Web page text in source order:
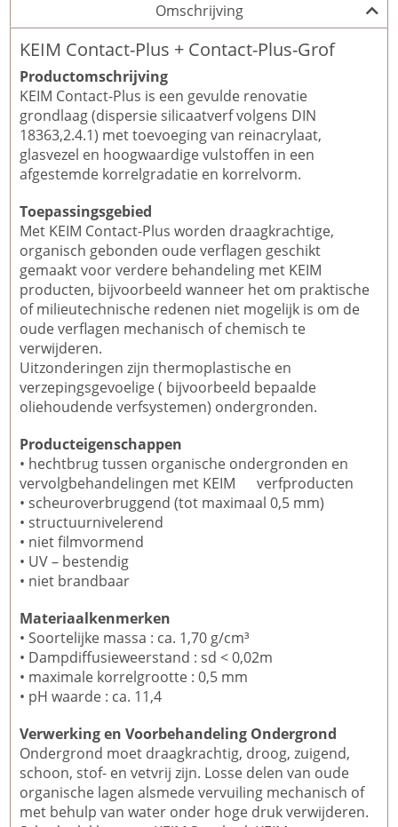
Omschrijving
KEIM Contact-Plus + Contact-Plus-Grof
Productomschrijving
KEIM Contact-Plus is een gevulde renovatie
grondlaag (dispersie silicaatverf volgens DIN
18363,2.4.1) met toevoeging van reinacrylaat,
glasvezel en hoogwaardige vulstoffen in een
afgestemde korrelgradatie en korrelvorm.
Toepassingsgebied
Met KEIM Contact-Plus worden draagkrachtige,
organisch gebonden oude verflagen geschikt
gemaakt voor verdere behandeling met KEIM
producten, bijvoorbeeld wanneer het om praktische
of milieutechnische redenen niet mogelijk is om de
oude verflagen mechanisch of chemisch te
verwijderen.
Uitzonderingen zijn thermoplastische en
verzepingsgevoelige ( bijvoorbeeld bepaalde
oliehoudende verfsystemen) ondergronden.
Producteigenschappen
• hechtbrug tussen organische ondergronden en
vervolgbehandelingen met KEIM verfproducten
• scheuroverbruggend (tot maximaal 0,5 mm)
• structuurnivelerend
• niet filmvormend
• UV – bestendig
• niet brandbaar
Materiaalkenmerken
• Soortelijke massa : ca. 1,70 g/cm³
• Dampdiffusieweerstand : sd < 0,02m
• maximale korrelgrootte : 0,5 mm
• pH waarde : ca. 11,4
Verwerking en Voorbehandeling Ondergrond
Ondergrond moet draagkrachtig, droog, zuigend,
schoon, stof- en vetvrij zijn. Losse delen van oude
organische lagen alsmede vervuiling mechanisch of
met behulp van water onder hoge druk verwijderen.